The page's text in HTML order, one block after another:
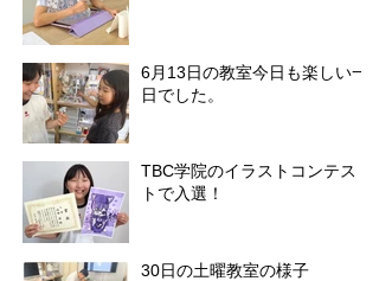
6月13日の教室今日も楽しい一
日でした。
TBC学院のイラストコンテス
トで入選！
30日の土曜教室の様子